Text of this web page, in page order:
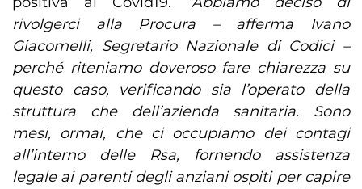
rivolgerci alla Procura – afferma Ivano
Giacomelli, Segretario Nazionale di Codici –
perché riteniamo doveroso fare chiarezza su
questo caso, verificando sia l’operato della
struttura che dell’azienda sanitaria. Sono
mesi, ormai, che ci occupiamo dei contagi
all’interno delle Rsa, fornendo assistenza
legale ai parenti degli anziani ospiti per capire